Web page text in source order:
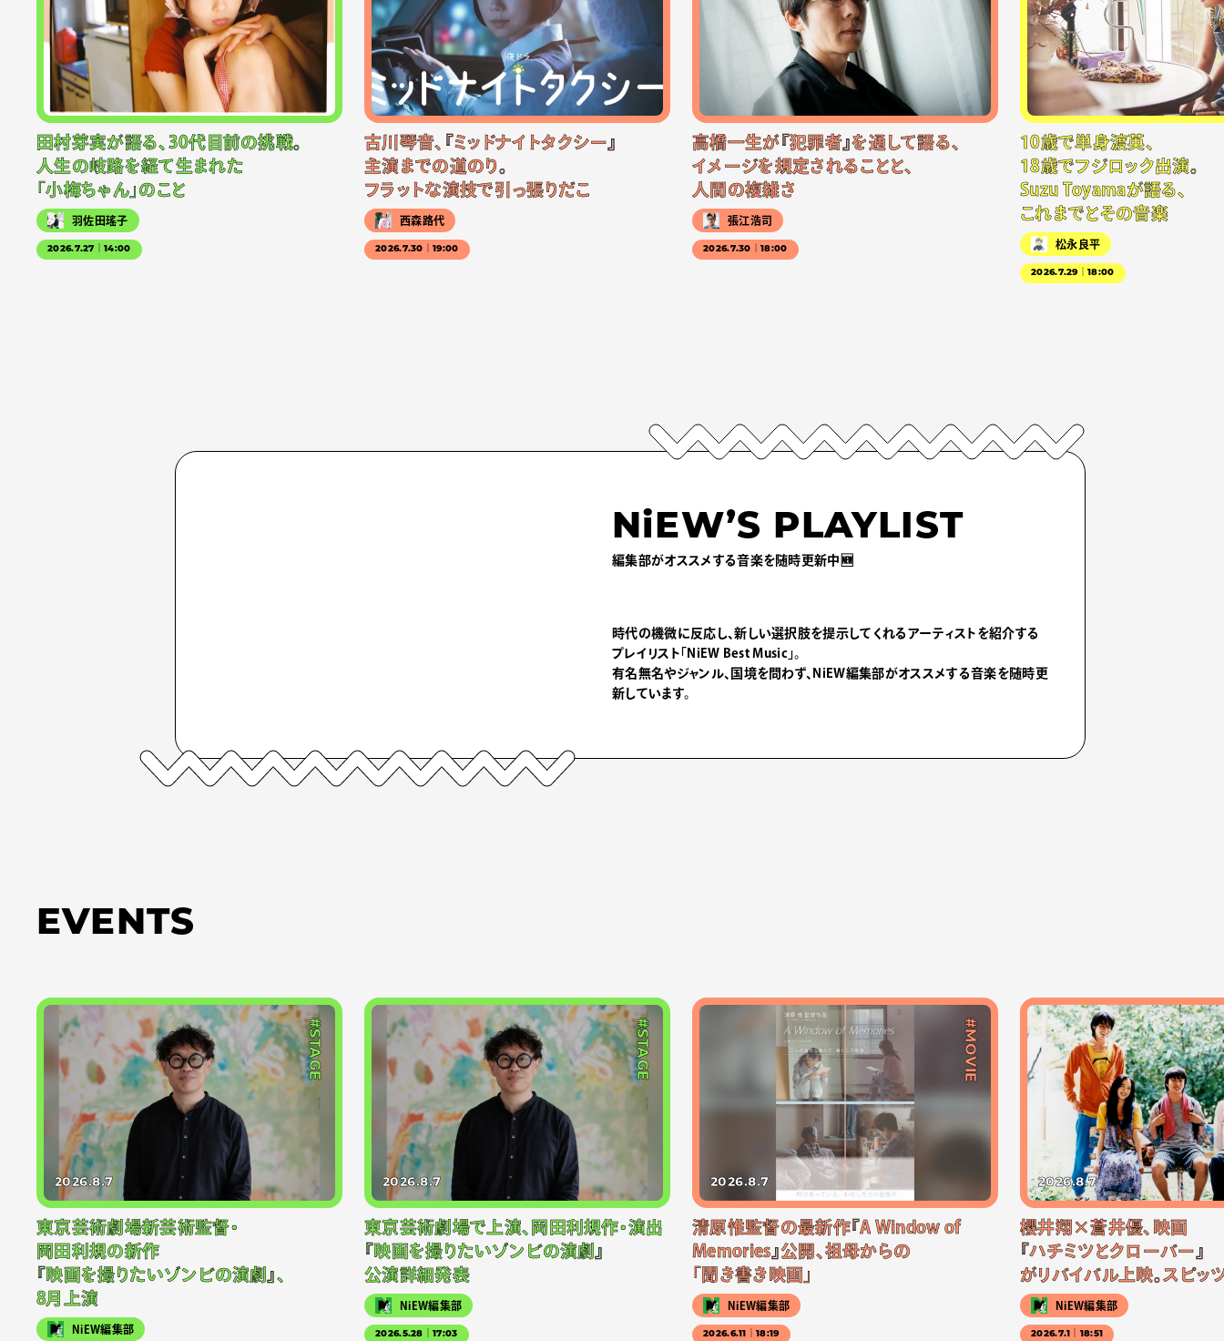
田村芽実が語る、30代目前の挑戦。
人生の岐路を経て生まれた
「小梅ちゃん」のこと
羽佐田瑤子
2026.7.27｜14:00
古川琴音、『ミッドナイトタクシー』
主演までの道のり。
フラットな演技で引っ張りだこ
西森路代
2026.7.30｜19:00
高橋一生が『犯罪者』を通して語る、
イメージを規定されることと、
人間の複雑さ
張江浩司
2026.7.30｜18:00
10歳で単身渡英、
18歳でフジロック出演。
Suzu Toyamaが語る、
これまでとその音楽
松永良平
2026.7.29｜18:00
NiEW’S PLAYLIST
編集部がオススメする音楽を随時更新中🆕
時代の機微に反応し、新しい選択肢を提示してくれるアーティストを紹介する
プレイリスト「NiEW Best Music」。
有名無名やジャンル、国境を問わず、NiEW編集部がオススメする音楽を随時更
新しています。
EVENTS
#STAGE
2026.8.7
東京芸術劇場新芸術監督・
岡田利規の新作
『映画を撮りたいゾンビの演劇』、
8月上演
NiEW編集部
#STAGE
2026.8.7
東京芸術劇場で上演、岡田利規作・演出
『映画を撮りたいゾンビの演劇』
公演詳細発表
NiEW編集部
2026.5.28｜17:03
#MOVIE
2026.8.7
清原惟監督の最新作『A Window of
Memories』公開、祖母からの
「聞き書き映画」
NiEW編集部
2026.6.11｜18:19
2026.8.7
櫻井翔×蒼井優、映画
『ハチミツとクローバー』
がリバイバル上映。スピ
NiEW編集部
2026.7.1｜18:51